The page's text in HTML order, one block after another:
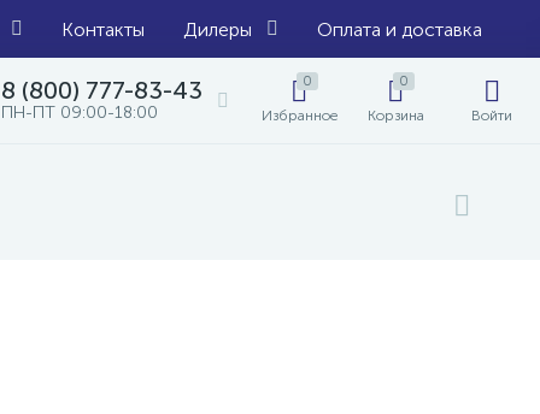
Контакты Дилеры Оплата и доставка
8 (800) 777-83-43
ПН-ПТ 09:00-18:00
0
Избранное
0
Корзина Войти